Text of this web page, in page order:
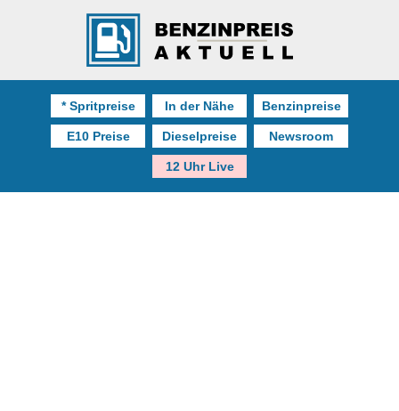
* Spritpreise In der Nähe Benzinpreise
E10 Preise Dieselpreise Newsroom
12 Uhr Live